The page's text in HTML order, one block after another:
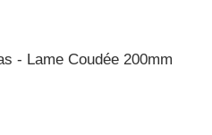
- Lame Coudée 200mm